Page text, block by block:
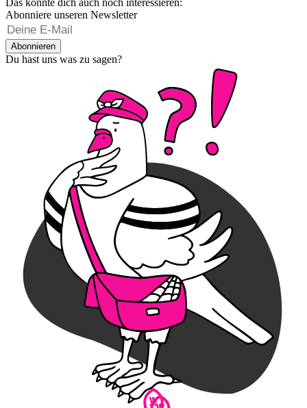
Das könnte dich auch noch interessieren:
Abonniere unseren Newsletter
Abonnieren
Du hast uns was zu sagen?